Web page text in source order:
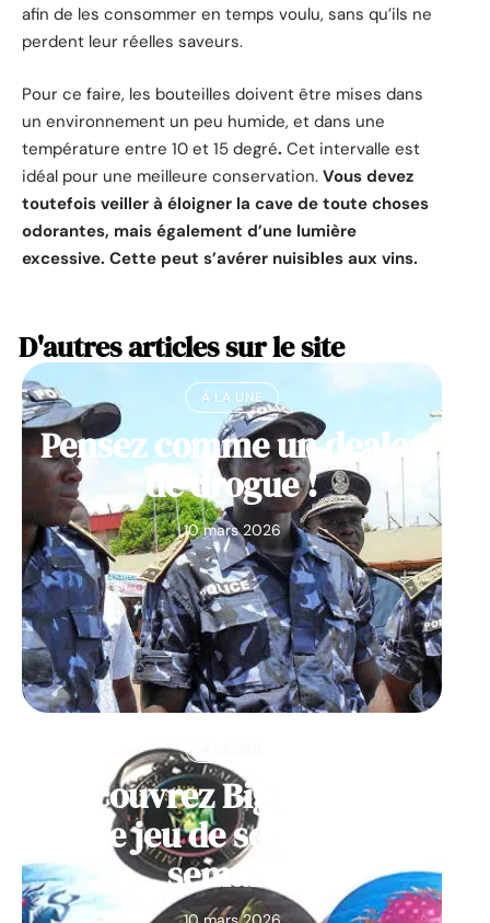
afin de les consommer en temps voulu, sans qu’ils ne
perdent leur réelles saveurs.
Pour ce faire, les bouteilles doivent être mises dans
un environnement un peu humide, et dans une
température entre 10 et 15 degré. Cet intervalle est
idéal pour une meilleure conservation. Vous devez
toutefois veiller à éloigner la cave de toute choses
odorantes, mais également d’une lumière
excessive. Cette peut s’avérer nuisibles aux vins.
D'autres articles sur le site
À LA UNE
Pensez comme un dealer
de drogue !
10 mars 2026
Découvrez Big Monster,
notre jeu de société de la
semaine